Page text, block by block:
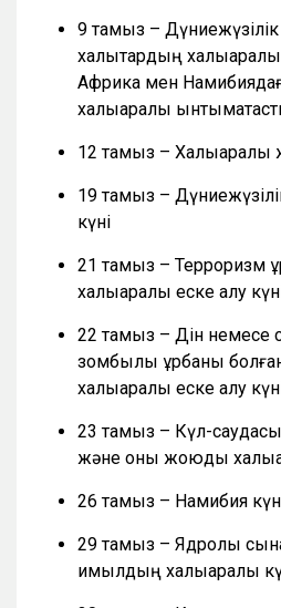
9 тамыз – Дүниежүзілік
халықтардың
Африка мен
халықаралық
12 тамыз – Халықаралық
19 тамыз –
күні
21 тамыз – Терроризм
халықаралық еске алу
22 тамыз – Дін немесе
зомбылық құрбаны
халықаралық еске алу
23 тамыз – Күл-
және оны жоюды
26 тамыз – Намибия
29 тамыз – Ядролық
қимылдың халықаралық